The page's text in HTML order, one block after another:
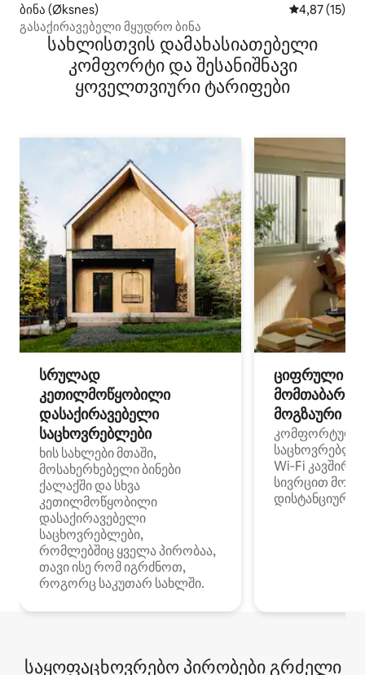
ბინა (Øksnes) საშუალო
4,87 (15)
გასაქირავებელი მყუდრო ბინა
სახლისთვის დამახასიათებელი
კომფორტი და შესანიშნავი
ყოველთვიური ტარიფები
სრულად
კეთილმოწყობილი
დასაქირავებელი
საცხოვრებლები
ხის სახლები მთაში,
მოსახერხებელი ბინები
ქალაქში და სხვა
კეთილმოწყობილი
დასაქირავებელი
საცხოვრებლები,
რომლებშიც ყველა პირობაა,
თავი ისე რომ იგრძნოთ,
როგორც საკუთარ სახლში.
ციფრული
მოგზაური
კომფორტული
Wi‑Fi
სივრცით
დისტანციური
საყოფაცხოვრებო პირობები გრძელი